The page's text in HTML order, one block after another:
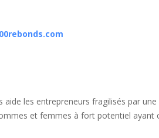
aide les entrepreneurs fragilisés par
et femmes à fort potentiel ayant